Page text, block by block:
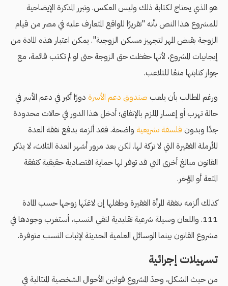
هو الذي يحتاج لكتابة ذلك وليس العكس. وتبرر المذكرة الإيضاحية
للمشروع هذا النص بأنه "تقريرًا للواقع المتعارف عليه في مصر من قيام
الزوجة بقبض المهر لتجهيز مسكن الزوجية". يمكن اعتبار هذه المادة من
إيجابيات المشروع، لأنها حفظت حق الزوجة حتى لو لم تكتب قائمة، مع
جواز كتابتها منعًا للتلاعب.
ورغم المطالب بأن يلعب صندوق دعم الأسرة دورًا أكبر في دعم الأسر في
حالة تهرب أو إعسار الملزم بالإنفاق؛ أدخل هذا الدور في حالات محدودة
جدًا وبدون فلسفة تشريعية واضحة. فقد ألزمه بدفع نفقة العدة
للأرملة الفقيرة التي لا تركة لها. لكن بعد مرور أشهر العدة الثلاث، لا يذكر
القانون مبالغ أخرى التي قد توفر لها حماية اقتصادية حقيقية كنفقة
المتعة أو المؤخر.
كذلك ألزمه بنفقة المرأة الفقيرة وطفلها إن لاعَنَها زوجها حسب المادة
111. واللعان وسيلة شرعية تقليدية لنفي النسب، أستغرب وجودها في
مشروع القانون بينما الوسائل العلمية الحديثة لإثبات النسب متوفرة.
تسهيلات إجرائية
من حيث الشكل، وحدّ المشروع قوانين الأحوال الشخصية المتتالية في